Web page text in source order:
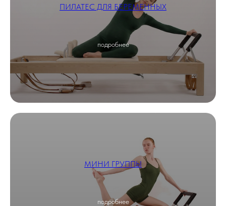
ПИЛАТЕС ДЛЯ БЕРЕМЕННЫХ
подробнее
МИНИ ГРУППЫ
подробнее